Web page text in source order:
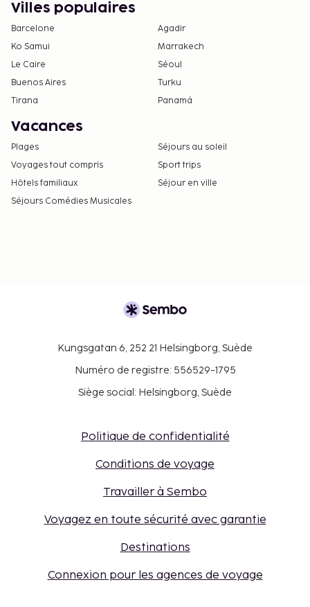
Villes populaires
Barcelone
Agadir
Ko Samui
Marrakech
Le Caire
Séoul
Buenos Aires
Turku
Tirana
Panamá
Vacances
Plages
Séjours au soleil
Voyages tout compris
Sport trips
Hôtels familiaux
Séjour en ville
Séjours Comédies Musicales
Kungsgatan 6, 252 21 Helsingborg, Suède
Numéro de registre: 556529-1795
Siège social: Helsingborg, Suède
Politique de confidentialité
Conditions de voyage
Travailler à Sembo
Voyagez en toute sécurité avec garantie
Destinations
Connexion pour les agences de voyage